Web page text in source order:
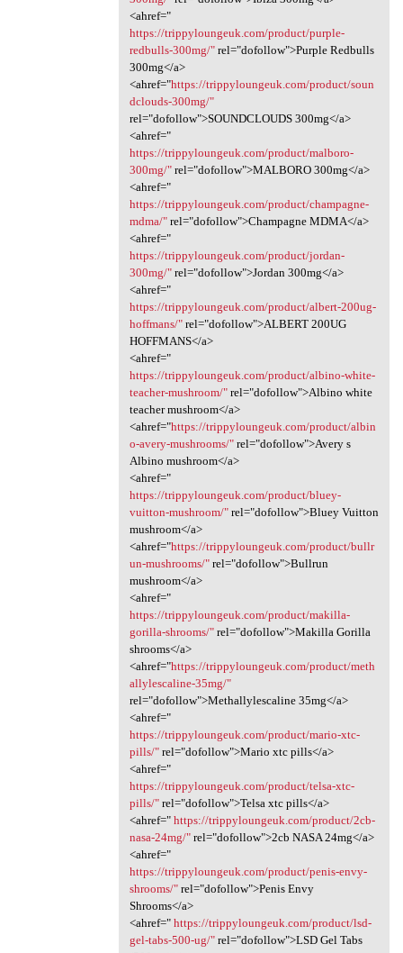
<ahref="
https://trippyloungeuk.com/product/purple-
redbulls-300mg/"rel="dofollow">Purple Redbulls
300mg</a>
<ahref="https://trippyloungeuk.com/product/soun
dclouds-300mg/"
rel="dofollow">SOUNDCLOUDS 300mg</a>
<ahref="
https://trippyloungeuk.com/product/malboro-
300mg/"rel="dofollow">MALBORO 300mg</a>
<ahref="
https://trippyloungeuk.com/product/champagne-
mdma/"rel="dofollow">Champagne MDMA</a>
<ahref="
https://trippyloungeuk.com/product/jordan-
300mg/"rel="dofollow">Jordan 300mg</a>
<ahref="
https://trippyloungeuk.com/product/albert-200ug-
hoffmans/"rel="dofollow">ALBERT 200UG
HOFFMANS</a>
<ahref="
https://trippyloungeuk.com/product/albino-white-
teacher-mushroom/"rel="dofollow">Albino white
teacher mushroom</a>
<ahref="https://trippyloungeuk.com/product/albin
o-avery-mushrooms/"rel="dofollow">Avery s
Albino mushroom</a>
<ahref="
https://trippyloungeuk.com/product/bluey-
vuitton-mushroom/"rel="dofollow">Bluey Vuitton
mushroom</a>
<ahref="https://trippyloungeuk.com/product/bullr
un-mushrooms/"rel="dofollow">Bullrun
mushroom</a>
<ahref="
https://trippyloungeuk.com/product/makilla-
gorilla-shrooms/"rel="dofollow">Makilla Gorilla
shrooms</a>
<ahref="https://trippyloungeuk.com/product/meth
allylescaline-35mg/"
rel="dofollow">Methallylescaline 35mg</a>
<ahref="
https://trippyloungeuk.com/product/mario-xtc-
pills/"rel="dofollow">Mario xtc pills</a>
<ahref="
https://trippyloungeuk.com/product/telsa-xtc-
pills/"rel="dofollow">Telsa xtc pills</a>
<ahref=" https://trippyloungeuk.com/product/2cb-
nasa-24mg/"rel="dofollow">2cb NASA 24mg</a>
<ahref="
https://trippyloungeuk.com/product/penis-envy-
shrooms/"rel="dofollow">Penis Envy
Shrooms</a>
<ahref=" https://trippyloungeuk.com/product/lsd-
gel-tabs-500-ug/"rel="dofollow">LSD Gel Tabs